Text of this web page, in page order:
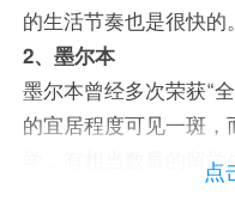
的生活节奏也是很快的
2、墨尔本
墨尔本曾经多次荣获“
的宜居程度可见一斑，
学，有相当数量的留点